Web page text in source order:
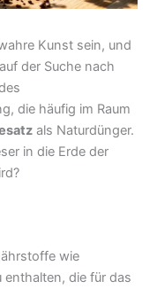
Kunst sein, und
der Suche nach
die häufig im Raum
als Naturdünger.
in die Erde der
wie
enthalten, die für das